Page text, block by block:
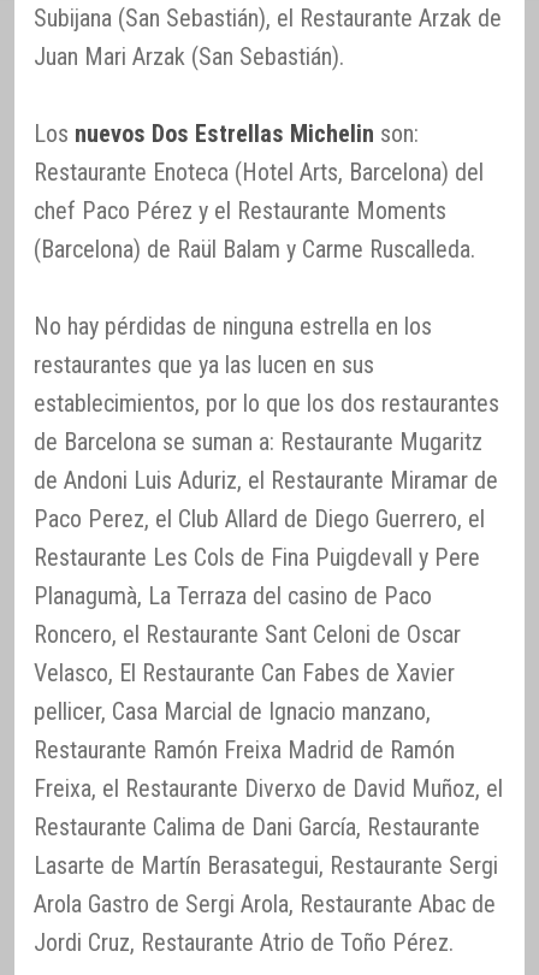
Subijana (San Sebastián), el Restaurante Arzak de
Juan Mari Arzak (San Sebastián).
Los nuevos Dos Estrellas Michelin son:
Restaurante Enoteca (Hotel Arts, Barcelona) del
chef Paco Pérez y el Restaurante Moments
(Barcelona) de Raül Balam y Carme Ruscalleda.
No hay pérdidas de ninguna estrella en los
restaurantes que ya las lucen en sus
establecimientos, por lo que los dos restaurantes
de Barcelona se suman a: Restaurante Mugaritz
de Andoni Luis Aduriz, el Restaurante Miramar de
Paco Perez, el Club Allard de Diego Guerrero, el
Restaurante Les Cols de Fina Puigdevall y Pere
Planagumà, La Terraza del casino de Paco
Roncero, el Restaurante Sant Celoni de Oscar
Velasco, El Restaurante Can Fabes de Xavier
pellicer, Casa Marcial de Ignacio manzano,
Restaurante Ramón Freixa Madrid de Ramón
Freixa, el Restaurante Diverxo de David Muñoz, el
Restaurante Calima de Dani García, Restaurante
Lasarte de Martín Berasategui, Restaurante Sergi
Arola Gastro de Sergi Arola, Restaurante Abac de
Jordi Cruz, Restaurante Atrio de Toño Pérez.